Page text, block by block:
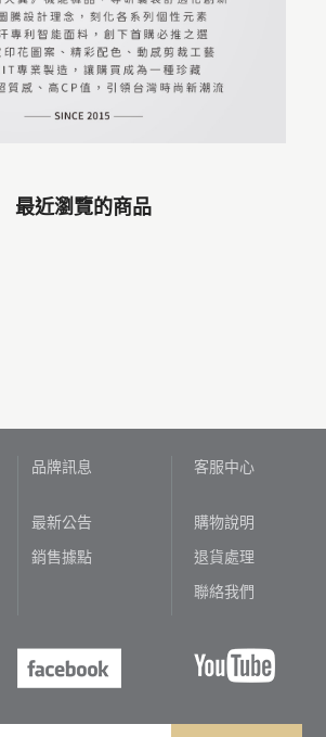
最近瀏覽的商品
品牌訊息
最新公告
銷售據點
客服中心
購物說明
退貨處理
聯絡我們